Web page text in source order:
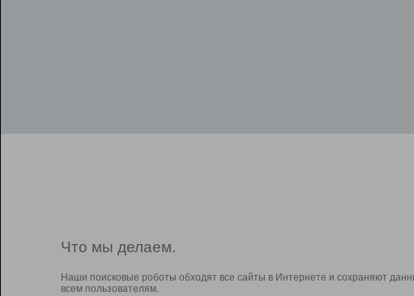
Что мы делаем.
Наши поисковые роботы обходят все сайты в Интернете и сохраняют
всем пользователям.